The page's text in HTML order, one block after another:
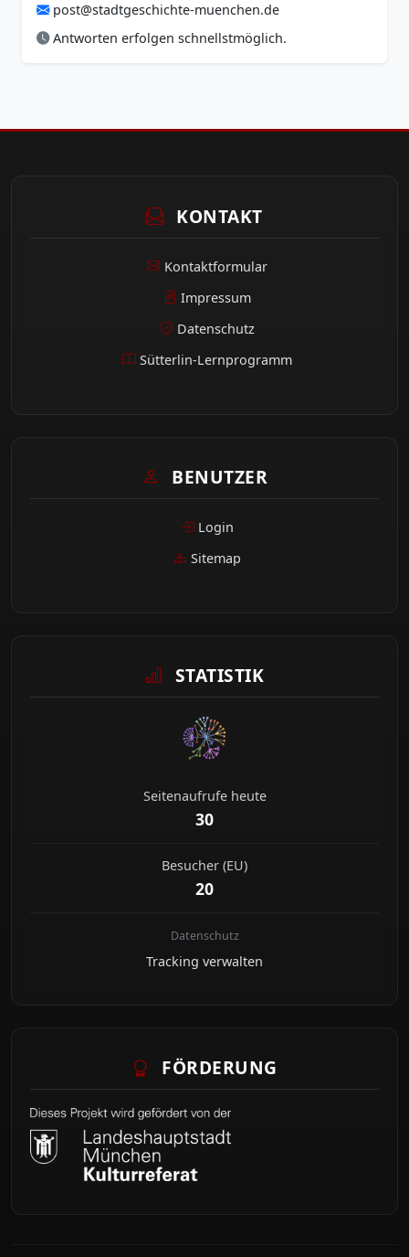
post@stadtgeschichte-muenchen.de
Antworten erfolgen schnellstmöglich.
KONTAKT
Kontaktformular
Impressum
Datenschutz
Sütterlin-Lernprogramm
BENUTZER
Login
Sitemap
STATISTIK
Seitenaufrufe heute
30
Besucher (EU)
20
Datenschutz
Tracking verwalten
FÖRDERUNG